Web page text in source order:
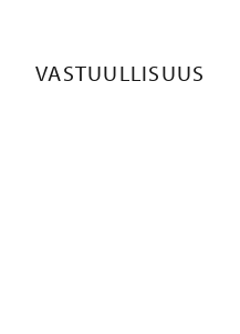
VASTUULLISUUS